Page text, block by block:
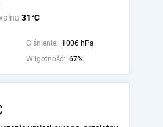
31°C
Ciśnienie: 1006 hPa
Wilgotność: 67%